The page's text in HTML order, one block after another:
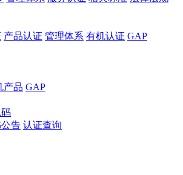
产品认证 管理体系 有机认证 GAP
产品 GAP
告 认证查询